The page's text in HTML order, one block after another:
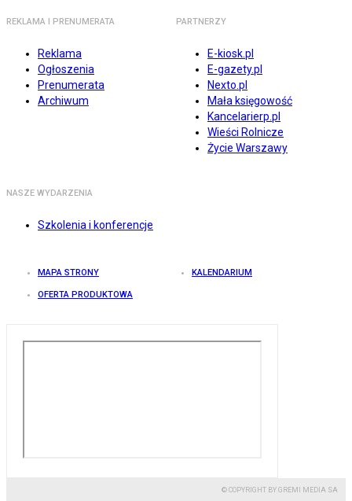
REKLAMA I PRENUMERATA
Reklama
Ogłoszenia
Prenumerata
Archiwum
PARTNERZY
E-kiosk.pl
E-gazety.pl
Nexto.pl
Mała księgowość
Kancelarierp.pl
Wieści Rolnicze
Życie Warszawy
NASZE WYDARZENIA
Szkolenia i konferencje
MAPA STRONY KALENDARIUM
OFERTA PRODUKTOWA
© COPYRIGHT BY GREMI MEDIA SA